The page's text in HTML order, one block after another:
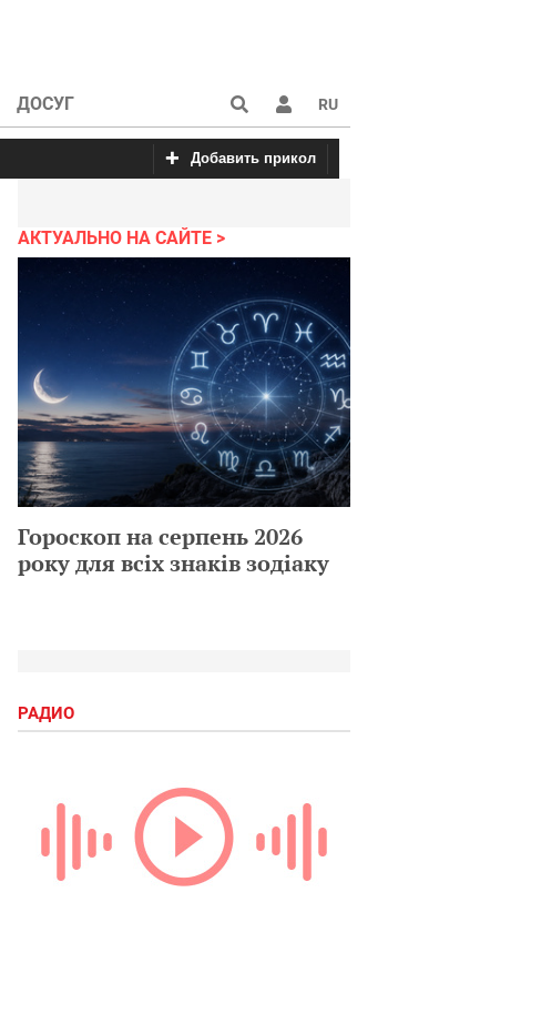
ДОСУГ RU
Добавить прикол
АКТУАЛЬНО НА САЙТЕ
Гороскоп на серпень 2026
року для всіх знаків зодіаку
РАДИО